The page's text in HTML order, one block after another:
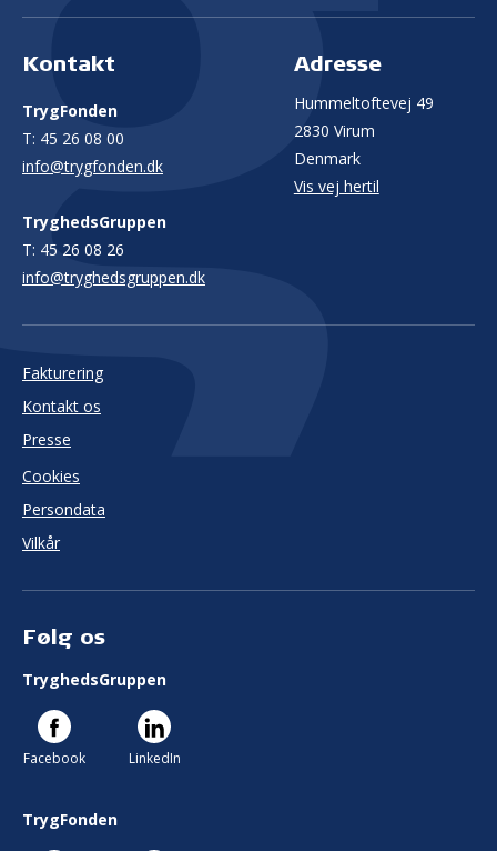
Kontakt
TrygFonden
T: 45 26 08 00
info@trygfonden.dk
TryghedsGruppen
T: 45 26 08 26
info@tryghedsgruppen.dk
Adresse
Hummeltoftevej 49
2830 Virum
Denmark
Vis vej hertil
Fakturering
Kontakt os
Presse
Cookies
Persondata
Vilkår
Følg os
TryghedsGruppen
Facebook LinkedIn
TrygFonden